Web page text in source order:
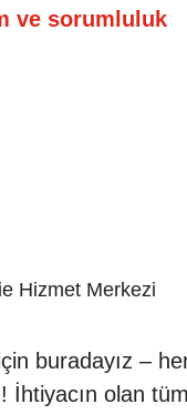
ve sorumluluk
Hizmet Merkezi
buradayız –
İhtiyacın olan tüm